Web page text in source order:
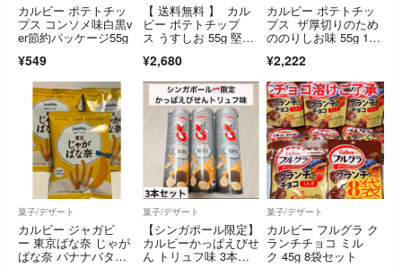
カルビー ポテトチッ
プス コンソメ味白黒v
er節約パッケージ55g
¥549
【 送料無料 】 カル
ビー ポテトチップ
ス うすしお 55g 堅あ
g 各6袋 計12袋 食べ
比べ 詰め合わせ アソ
ート セット まとめ買
い
¥2,680
カルビー ポテトチッ
プス ザ厚切りのため
ののりしお味 55g 10
¥2,222
菓子/デザート
カルビー ジャガビ
ー 東京ばな奈 じゃが
ばな奈 バナナバター
菓子/デザート
【シンガポール限定】
カルビーかっぱえびせ
ん トリュフ味 3本ま
菓子/デザート
カルビー フルグラ ク
ランチチョコ ミル
ク 45g 8袋セット